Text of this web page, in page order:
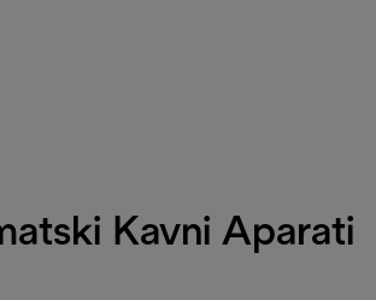
Kavni Aparati